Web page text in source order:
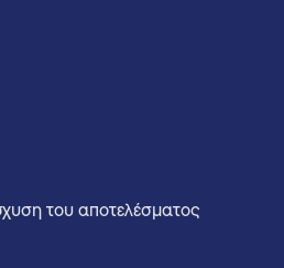
του αποτελέσματος